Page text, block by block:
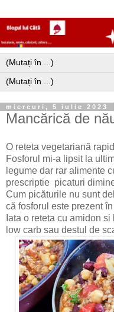
miercuri, 5 iulie 2023
Mancărică de
O reteta vegetariană
Fosforul mi-a lipsit la
legume dar rar alimente
prescriptie picaturi
Cum picăturile nu sunt
că fosforul este prezent
Iata o reteta cu amidon
low carb sau destul de